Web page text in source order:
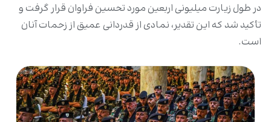
در طول زیارت میلیونی اربعین مورد تحسین فراوان قرار گرفت و
تأکید شد که این تقدیر، نمادی از قدردانی عمیق از زحمات آنان
است.